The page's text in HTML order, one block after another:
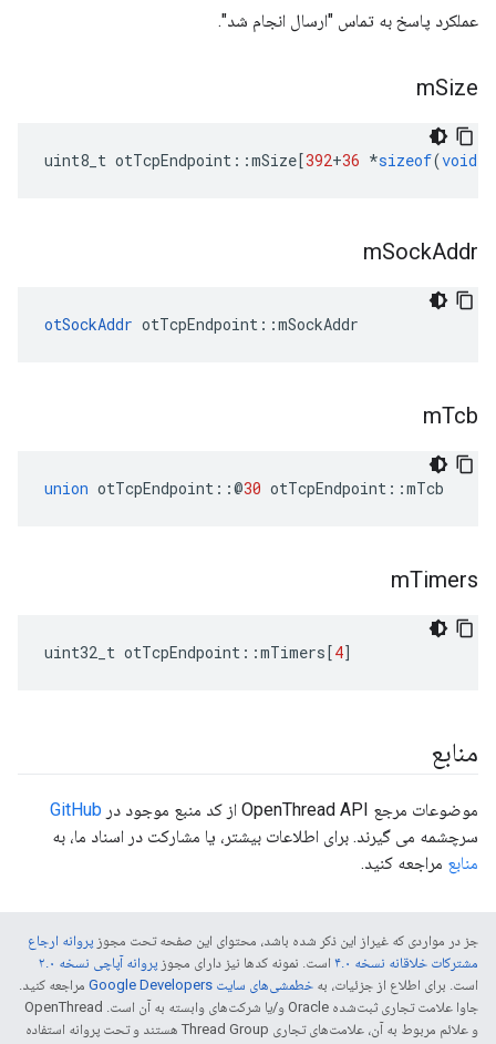
عملکرد پاسخ به تماس "ارسال انجام شد".
mSize
uint8_t otTcpEndpoint ::mSize[392+36 *sizeof(void
mSockAddr
otSockAddr otTcpEndpoint ::mSockAddr
mTcb
union otTcpEndpoint ::@30 otTcpEndpoint ::mTcb
mTimers
uint32_t otTcpEndpoint ::mTimers[4]
منابع
موضوعات مرجع OpenThread API از کد منبع موجود در
GitHub
سرچشمه می گیرند. برای اطلاعات بیشتر، یا مشارکت در اسناد ما، به
منابع مراجعه کنید.
جز در مواردی که غیراز این ذکر شده باشد، محتوای این صفحه تحت مجوز پروانه ارجاع
مشترکات خلاقانه نسخه ۴.۰
است. نمونه کدها نیز دارای مجوز پروانه آپاچی نسخه ۲.۰
است. برای اطلاع از جزئیات، به خطمشی‌های سایت Google Developers‏
مراجعه کنید.
جاوا علامت تجاری ثبت‌شده Oracle و/یا شرکت‌های وابسته به آن است. ‫OpenThread
و علائم مربوط به آن، علامت‌های تجاری Thread Group هستند و تحت پروانه استفاده